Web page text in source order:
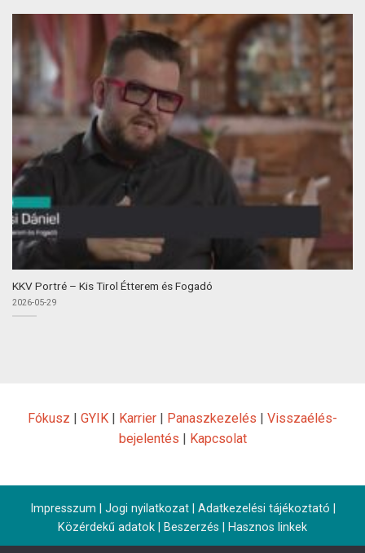
KKV Portré – Kis Tirol Étterem és Fogadó
2026-05-29
Fókusz | GYIK | Karrier | Panaszkezelés | Visszaélés-
bejelentés | Kapcsolat
Impresszum Jogi nyilatkozat| Adatkezelési tájékoztató
Közérdekű adatok
Beszerzés Hasznos linkek